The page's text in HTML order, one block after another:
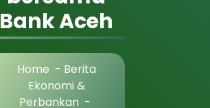
Bank Aceh
Home - Berita
Ekonomi &
Perbankan -